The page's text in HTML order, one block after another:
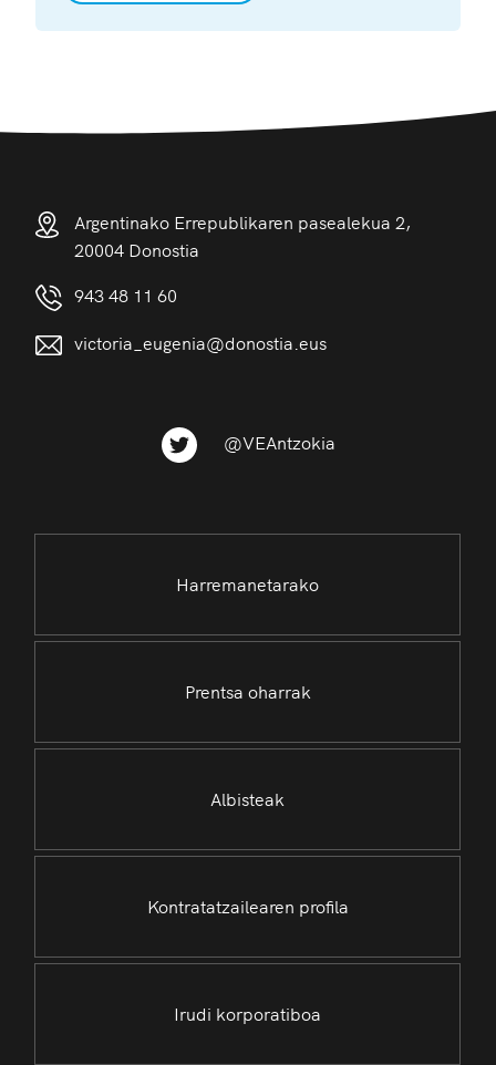
Argentinako Errepublikaren pasealekua 2,
20004 Donostia
943 48 11 60
victoria_eugenia@donostia.eus
@VEAntzokia
Harremanetarako
Prentsa oharrak
Albisteak
Kontratatzailearen profila
Irudi korporatiboa